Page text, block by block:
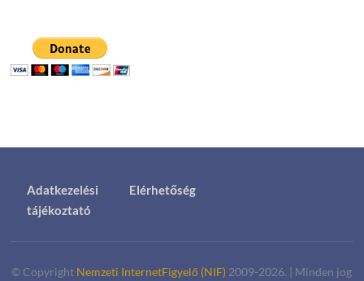
Adatkezelési
tájékoztató
Elérhetőség
© Copyright Nemzeti InternetFigyelő (NIF) 2009-2026. | Minden jog